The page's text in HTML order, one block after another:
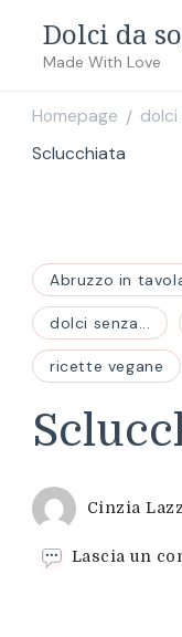
Dolci da
Made With Love
Homepage / dolci
Sclucchiata
Abruzzo in
dolci senza...
ricette vegane
Cinzia
Lascia un